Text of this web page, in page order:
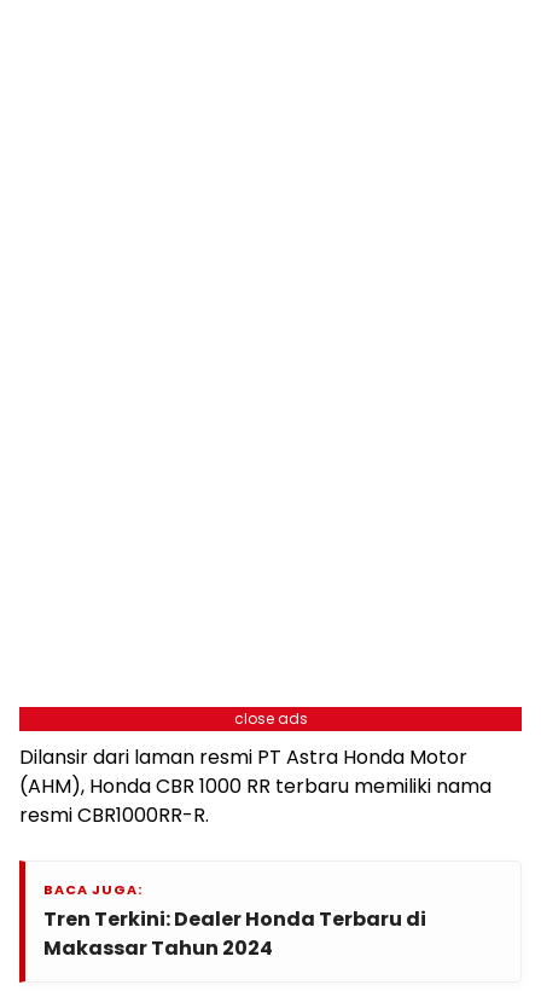
close ads
Dilansir dari laman resmi PT Astra Honda Motor
(AHM), Honda CBR 1000 RR terbaru memiliki nama
resmi CBR1000RR-R.
BACA JUGA:
Tren Terkini: Dealer Honda Terbaru di
Makassar Tahun 2024